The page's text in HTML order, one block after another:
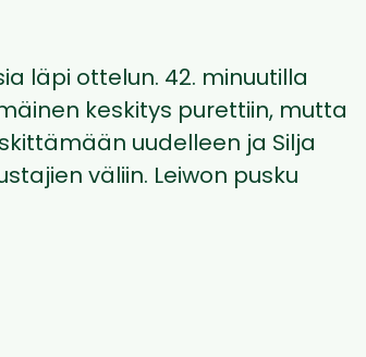
läpi ottelun. 42. minuutilla
keskitys purettiin, mutta
uudelleen ja Silja
väliin. Leiwon pusku